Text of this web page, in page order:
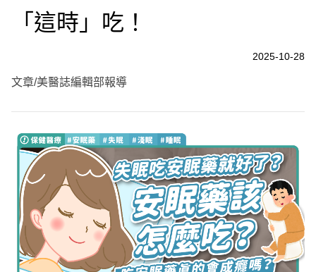
「這時」吃！
2025-10-28
文章/美醫誌編輯部報導